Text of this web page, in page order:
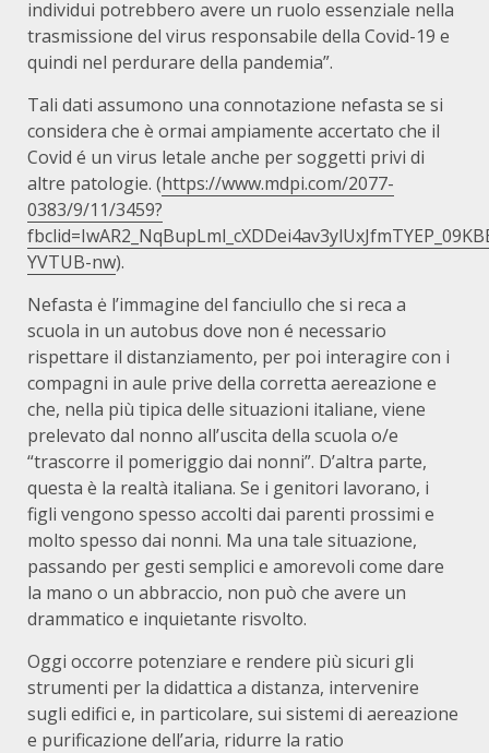
individui potrebbero avere un ruolo essenziale nella
trasmissione del virus responsabile della Covid-19 e
quindi nel perdurare della pandemia”.
Tali dati assumono una connotazione nefasta se si
considera che è ormai ampiamente accertato che il
Covid é un virus letale anche per soggetti privi di
altre patologie. (https://www.mdpi.com/2077-
0383/9/11/3459?
YVTUB-nw).
Nefasta ė l’immagine del fanciullo che si reca a
scuola in un autobus dove non é necessario
rispettare il distanziamento, per poi interagire con i
compagni in aule prive della corretta aereazione e
che, nella più tipica delle situazioni italiane, viene
prelevato dal nonno all’uscita della scuola o/e
“trascorre il pomeriggio dai nonni”. D’altra parte,
questa è la realtà italiana. Se i genitori lavorano, i
figli vengono spesso accolti dai parenti prossimi e
molto spesso dai nonni. Ma una tale situazione,
passando per gesti semplici e amorevoli come dare
la mano o un abbraccio, non può che avere un
drammatico e inquietante risvolto.
Oggi occorre potenziare e rendere più sicuri gli
strumenti per la didattica a distanza, intervenire
sugli edifici e, in particolare, sui sistemi di aereazione
e purificazione dell’aria, ridurre la ratio